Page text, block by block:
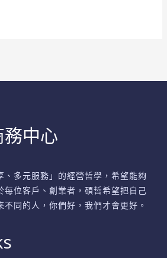
中心
、多元服務」的經營哲學，希望能夠
每位客戶、創業者，碩哲希望把自己
同的人，你們好，我們才會更好。